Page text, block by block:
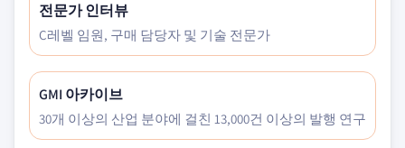
전문가 인터뷰
C레벨 임원, 구매 담당자 및 기술 전문가
GMI 아카이브
30개 이상의 산업 분야에 걸친 13,000건 이상의 발행 연구